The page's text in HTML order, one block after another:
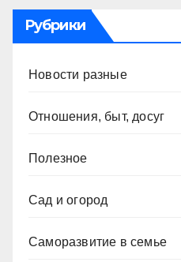
Рубрики
Новости разные
Отношения, быт, досуг
Полезное
Сад и огород
Саморазвитие в семье